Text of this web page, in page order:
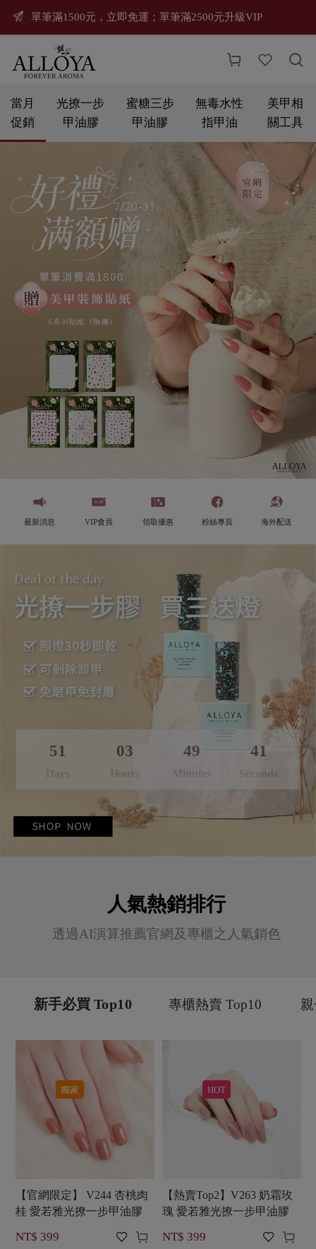
單筆滿1500元，立即免運；單筆滿2500元升級VIP
  
當月
促銷
光撩一步
甲油膠
蜜糖三步
甲油膠
無毒水性
指甲油
美甲相
關工具
最新消息 VIP會員 領取優惠 粉絲專頁 海外配送
51 03 49
Minutes
39
Seconds
人氣熱銷排行
透過AI演算推薦官網及專櫃之人氣銷色
新手必買 Top10 專櫃熱賣 Top10
獨家
【官網限定】 V244 杏桃肉
桂 愛若雅光撩一步甲油膠
NT$ 399  
HOT
【熱賣Top2】V263 奶霜玫
瑰 愛若雅光撩一步甲油膠
NT$ 399  